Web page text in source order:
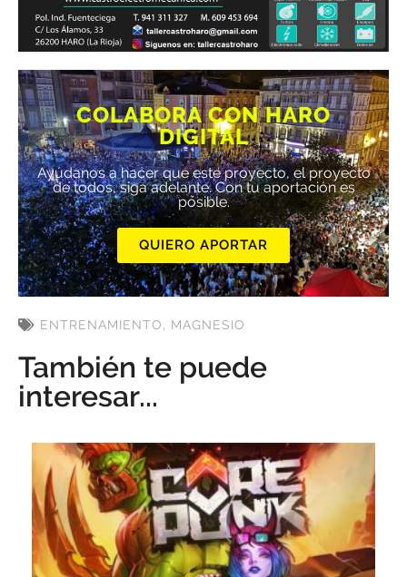
COLABORA CON HARO
DIGITAL
Ayúdanos a hacer que este proyecto, el proyecto
de todos, siga adelante. Con tu aportación es
posible.
QUIERO APORTAR
ENTRENAMIENTO, MAGNESIO
También te puede
interesar...